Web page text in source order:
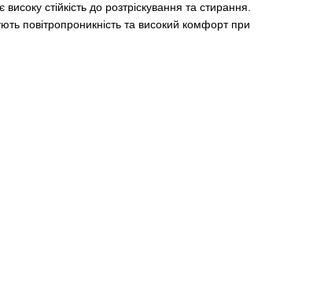
стійкість до розтріскування та стирання.
повітропроникність та високий комфорт при